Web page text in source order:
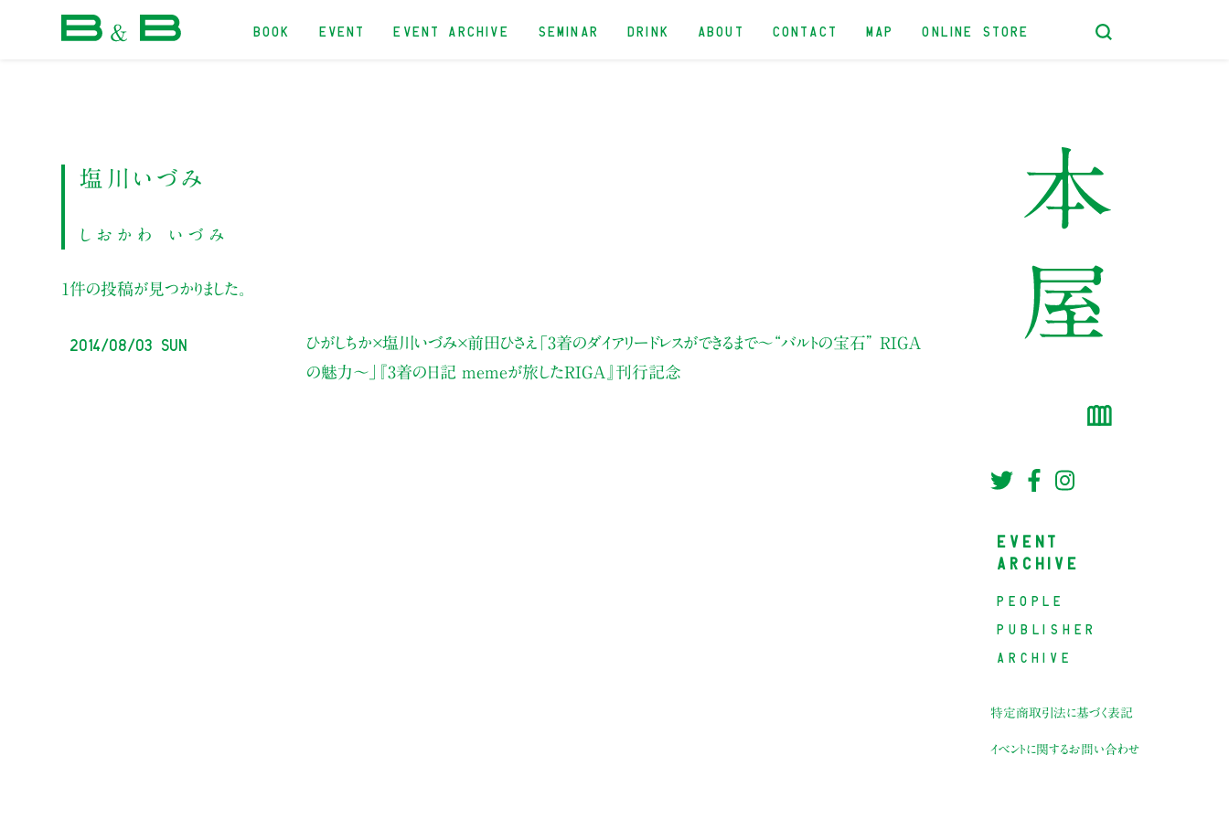
BOOK EVENT EVENT ARCHIVE SEMINAR DRINK ABOUT CONTACT MAP ONLINE STORE
塩川いづみ
しおかわ いづみ
1件の投稿が見つかりました。
2014/08/03 Sun
ひがしちか×塩川いづみ×前田ひさえ「3着のダイアリードレスができるまで〜“バルトの宝石” RIGA
の魅力〜」『3着の日記 memeが旅したRIGA』刊行記念
EVENT
ARCHIVE
PEOPLE
PUBLISHER
ARCHIVE
特定商取引法に基づく表記
イベントに関するお問い合わせ